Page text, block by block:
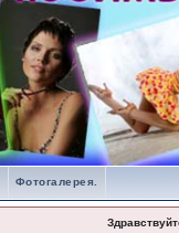
Фотогалерея.